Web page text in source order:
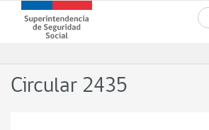
contenido
Superintendencia
de
-
Circular 2435